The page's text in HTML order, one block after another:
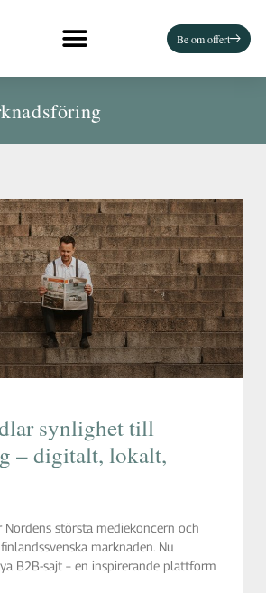
Be om offert
synlighet till
– digitalt, lokalt,
Nordens största mediekoncern och
marknaden. Nu
B2B-sajt – en inspirerande plattform